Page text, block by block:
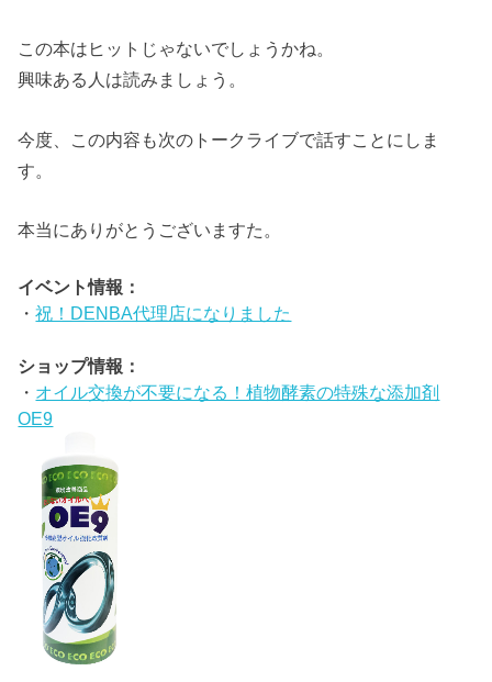
この本はヒットじゃないでしょうかね。
興味ある人は読みましょう。
今度、この内容も次のトークライブで話すことにしま
す。
本当にありがとうございますた。
イベント情報：
・祝！DENBA代理店になりました
ショップ情報：
・ オイル交換が不要になる！植物酵素の特殊な添加剤
OE9